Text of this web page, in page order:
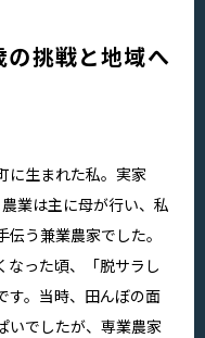
挑戦と地域へ
に生まれた私。実家
業は主に母が行い、私
う兼業農家でした。
なった頃、「脱サラし
す。当時、田んぼの面
いでしたが、専業農家